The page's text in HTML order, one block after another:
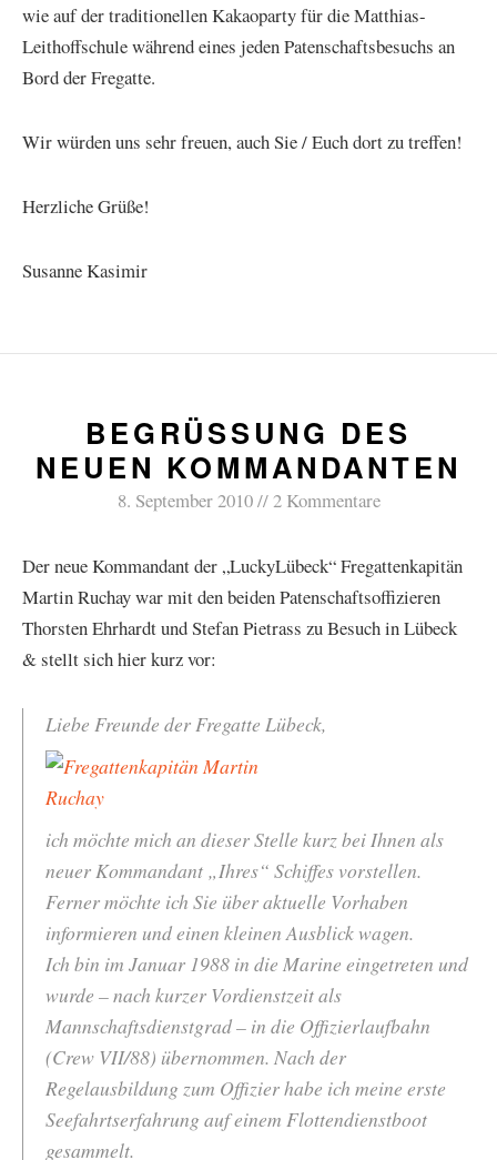
wie auf der traditionellen Kakaoparty für die Matthias-
Leithoffschule während eines jeden Patenschaftsbesuchs an
Bord der Fregatte.
Wir würden uns sehr freuen, auch Sie / Euch dort zu treffen!
Herzliche Grüße!
Susanne Kasimir
BEGRÜSSUNG DES N
EUEN KOMMANDANTEN
8. September 2010 2 Kommentare
Der neue Kommandant der „LuckyLübeck“ Fregattenkapitän
Martin Ruchay war mit den beiden Patenschaftsoffizieren
Thorsten Ehrhardt und Stefan Pietrass zu Besuch in Lübeck
& stellt sich hier kurz vor:
Liebe Freunde der Fregatte Lübeck,
ich möchte mich an dieser Stelle kurz bei Ihnen als
neuer Kommandant „Ihres“ Schiffes vorstellen.
Ferner möchte ich Sie über aktuelle Vorhaben
informieren und einen kleinen Ausblick wagen.
Ich bin im Januar 1988 in die Marine eingetreten und
wurde – nach kurzer Vordienstzeit als
Mannschaftsdienstgrad – in die Offizierlaufbahn
(Crew VII/88) übernommen. Nach der
Regelausbildung zum Offizier habe ich meine erste
Seefahrtserfahrung auf einem Flottendienstboot
gesammelt.